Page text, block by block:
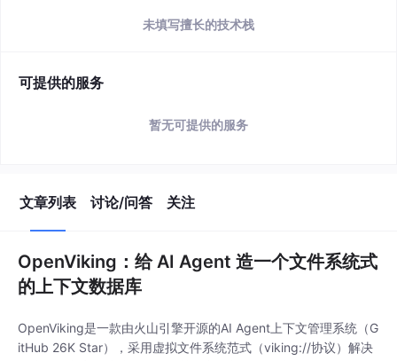
未填写擅长的技术栈
可提供的服务
暂无可提供的服务
文章列表 讨论/问答 关注
OpenViking：给 AI Agent 造一个文件系统式
的上下文数据库
OpenViking是一款由火山引擎开源的AI Agent上下文管理系统（G
itHub 26K Star），采用虚拟文件系统范式（viking://协议）解决